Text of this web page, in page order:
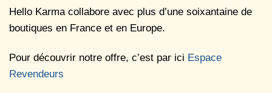
Hello Karma collabore avec plus d’une soixantaine de
boutiques en France et en Europe.
Pour découvrir notre offre, c’est par ici Espace
Revendeurs